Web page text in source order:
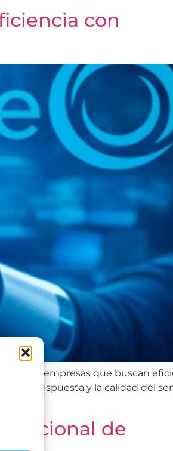
con
para empresas que buscan
de respuesta y la calidad del
de